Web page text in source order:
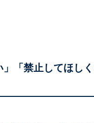
「禁止してほし